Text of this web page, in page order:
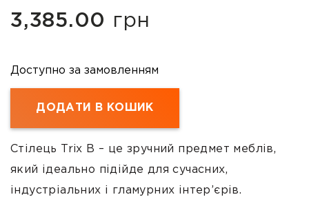
3,385.00 грн
Стілець Trix B – це зручний предмет меблів,
який ідеально підійде для сучасних,
індустріальних і гламурних інтер’єрів.
Доступно за замовленням
ДОДАТИ В КОШИК